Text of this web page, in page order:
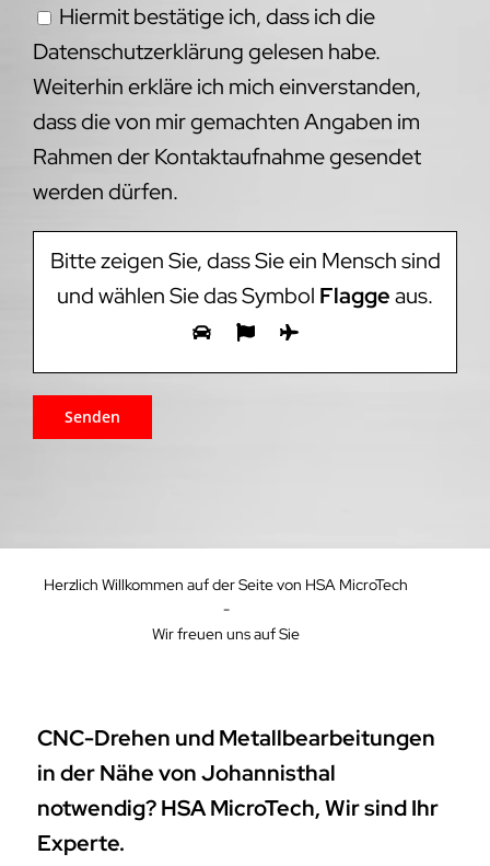
Hiermit bestätige ich, dass ich die
Datenschutzerklärung gelesen habe.
Weiterhin erkläre ich mich einverstanden,
dass die von mir gemachten Angaben im
Rahmen der Kontaktaufnahme gesendet
werden dürfen.
Bitte zeigen Sie, dass Sie ein Mensch sind
und wählen Sie das Symbol Flaggeaus.
Herzlich Willkommen auf der Seite von HSA MicroTech
-
Wir freuen uns auf Sie
CNC-Drehen und Metallbearbeitungen
in der Nähe von Johannisthal
notwendig? HSA MicroTech, Wir sind Ihr
Experte.